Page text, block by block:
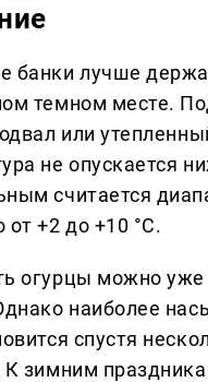
банки лучше
темном месте.
или
не опускается
считается
от +2 до +10 °C.
огурцы можно уже
наиболее
спустя
зимним